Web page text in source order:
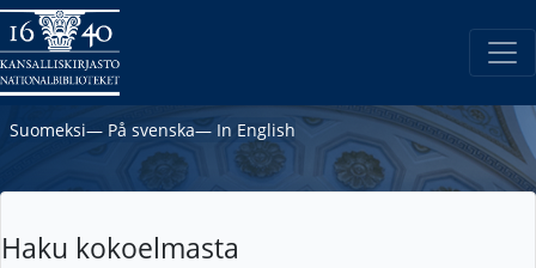
Suomeksi― På svenska― In English
Haku kokoelmasta